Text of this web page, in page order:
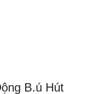
B.ú Hút